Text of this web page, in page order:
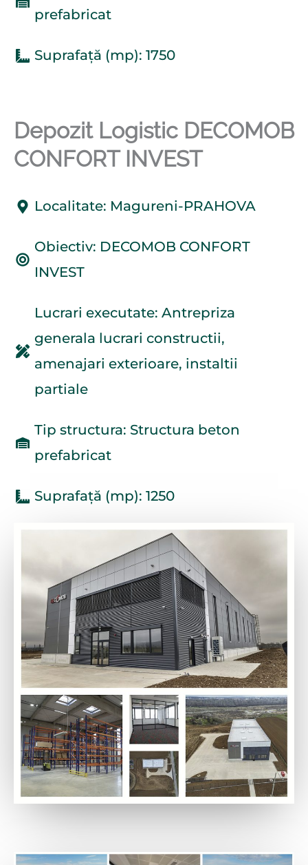
prefabricat
Suprafață (mp): 1750
Depozit Logistic DECOMOB
CONFORT INVEST
Localitate: Magureni-PRAHOVA
Obiectiv: DECOMOB CONFORT
INVEST
Lucrari executate: Antrepriza
generala lucrari constructii,
amenajari exterioare, instaltii
partiale
Tip structura: Structura beton
prefabricat
Suprafață (mp): 1250